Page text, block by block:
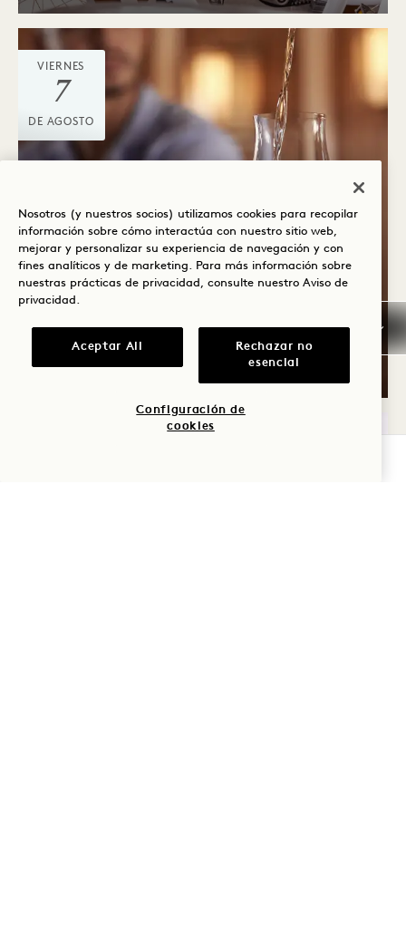
VIERNES
7
DE AGOSTO
Casa Madera
LA MEJOR CATA DE
TEQUILA Y MEZCAL CON
CLASE AZUL
Miércoles - Domingo
Nosotros (y nuestros socios) utilizamos cookies para recopilar
información sobre cómo interactúa con nuestro sitio web,
mejorar y personalizar su experiencia de navegación y con
fines analíticos y de marketing. Para más información sobre
nuestras prácticas de privacidad, consulte nuestro Aviso de
privacidad .
Aceptar All
Rechazar no
esencial
Configuración de
cookies